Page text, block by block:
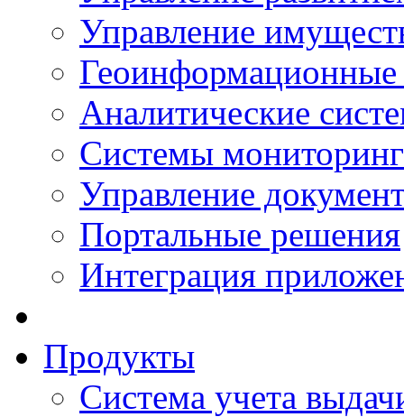
Управление
Аналитические
Системы
Управление
Портальные решения
Интеграция
Продукты
Система учета